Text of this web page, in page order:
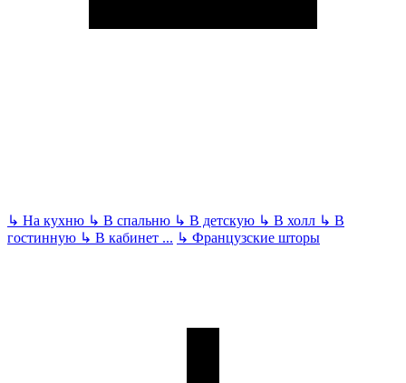
↳ На кухню ↳ В спальню ↳ В детскую ↳ В холл ↳ В
гостинную ↳ В кабинет ... ↳ Французские шторы